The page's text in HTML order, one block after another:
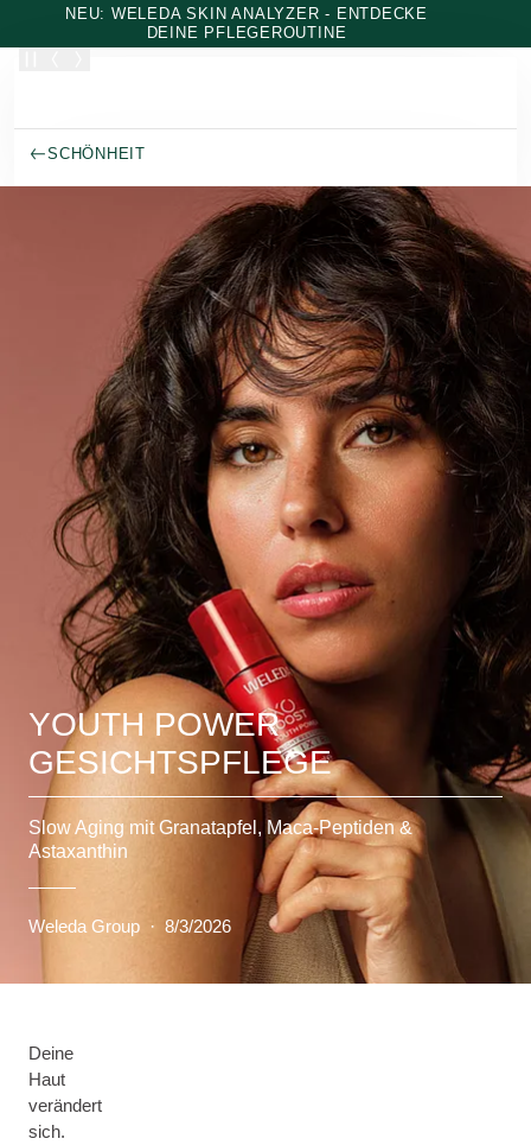
Zum Hauptinhalt wechseln
NEU: WELEDA SKIN ANALYZER - ENTDECKE
DEINE PFLEGEROUTINE
SCHÖNHEIT
YOUTH POWER
GESICHTSPFLEGE
Slow Aging mit Granatapfel, Maca-Peptiden &
Astaxanthin
Weleda Group · 8/3/2026
Deine
Haut
verändert
sich.